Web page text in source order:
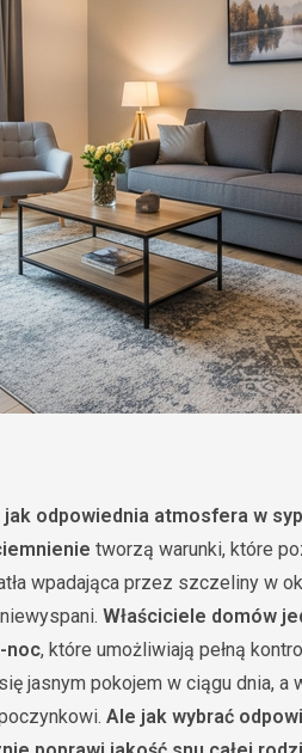
odpowiednia atmosfera w
tworzą warunki, które
wpadająca przez szczeliny w
Właściciele domów
noc, które umożliwiają pełną
jasnym pokojem w ciągu dnia,
Ale jak wybrać